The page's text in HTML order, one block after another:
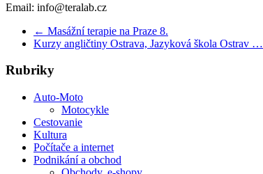
Email: info@teralab.cz
← Masážní terapie na Praze 8.
Kurzy angličtiny Ostrava, Jazyková škola Ostrav …
Rubriky
Auto-Moto
Motocykle
Cestovanie
Kultura
Počítače a internet
Podnikání a obchod